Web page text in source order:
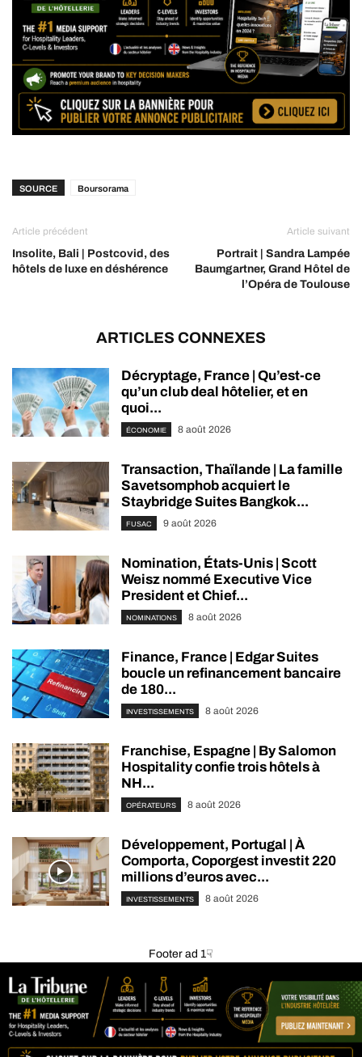
SOURCE Boursorama
Article précédent
Insolite, Bali | Postcovid, des
hôtels de luxe en déshérence
Article suivant
Portrait | Sandra Lampée
Baumgartner, Grand Hôtel de
l’Opéra de Toulouse
ARTICLES CONNEXES
Décryptage, France | Qu’est-ce
qu’un club deal hôtelier, et en
quoi...
ÉCONOMIE 8 août 2026
Transaction, Thaïlande | La famille
Savetsomphob acquiert le
Staybridge Suites Bangkok...
FUSAC 9 août 2026
Nomination, États-Unis | Scott
Weisz nommé Executive Vice
President et Chief...
NOMINATIONS 8 août 2026
Finance, France | Edgar Suites
boucle un refinancement bancaire
de 180...
INVESTISSEMENTS 8 août 2026
Franchise, Espagne | By Salomon
Hospitality confie trois hôtels à
NH...
OPÉRATEURS 8 août 2026
Développement, Portugal | À
Comporta, Coporgest investit 220
millions d’euros avec...
INVESTISSEMENTS 8 août 2026
Footer ad 1☟